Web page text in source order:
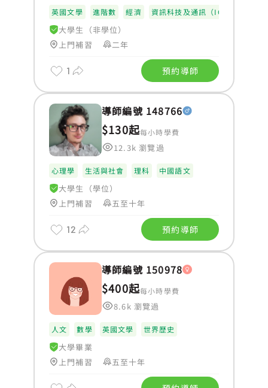
英國文學 進階數 經濟 資訊科技及通訊（ICT）
大學生（非學位）
上門補習
二年
1 預約導師
導師編號 148766
$130起每小時學費
12.3k 瀏覽過
心理學 生活與社會 理科 中國語文
大學生（學位）
上門補習
五至十年
12 預約導師
導師編號 150978
$400起每小時學費
8.6k 瀏覽過
人文 數學 英國文學 世界歷史
大學畢業
上門補習
五至十年